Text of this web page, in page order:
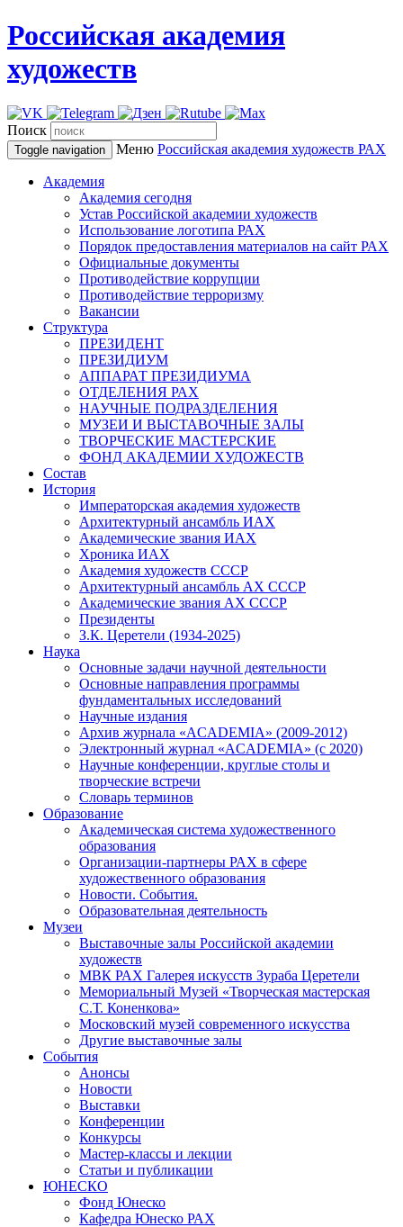
Российская академия
художеств
Поиск
Toggle navigation Меню Российская академия художеств РАХ
Академия
Академия сегодня
Устав Российской академии художеств
Использование логотипа РАХ
Порядок предоставления материалов на сайт РАХ
Официальные документы
Противодействие коррупции
Противодействие терроризму
Вакансии
Структура
ПРЕЗИДЕНТ
ПРЕЗИДИУМ
АППАРАТ ПРЕЗИДИУМА
ОТДЕЛЕНИЯ РАХ
НАУЧНЫЕ ПОДРАЗДЕЛЕНИЯ
МУЗЕИ И ВЫСТАВОЧНЫЕ ЗАЛЫ
ТВОРЧЕСКИЕ МАСТЕРСКИЕ
ФОНД АКАДЕМИИ ХУДОЖЕСТВ
Состав
История
Императорская академия художеств
Архитектурный ансамбль ИАХ
Академические звания ИАХ
Хроника ИАХ
Академия художеств СССР
Архитектурный ансамбль АХ СССР
Академические звания АХ СССР
Президенты
З.К. Церетели (1934-2025)
Наука
Основные задачи научной деятельности
Основные направления программы
фундаментальных исследований
Научные издания
Архив журнала «ACADEMIA» (2009-2012)
Электронный журнал «ACADEMIA» (с 2020)
Научные конференции, круглые столы и
творческие встречи
Словарь терминов
Образование
Академическая система художественного
образования
Организации-партнеры РАХ в сфере
художественного образования
Новости. События.
Образовательная деятельность
Музеи
Выставочные залы Российской академии
художеств
МВК РАХ Галерея искусств Зураба Церетели
Мемориальный Музей «Творческая мастерская
С.Т. Коненкова»
Московский музей современного искусства
Другие выставочные залы
События
Анонсы
Новости
Выставки
Конференции
Конкурсы
Мастер-классы и лекции
Статьи и публикации
ЮНЕСКО
Фонд Юнеско
Кафедра Юнеско РАХ